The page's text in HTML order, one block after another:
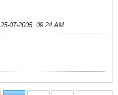
25-07-2005, 09:24 AM.